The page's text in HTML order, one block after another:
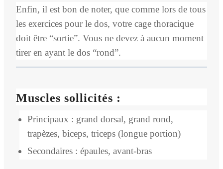
Enfin, il est bon de noter, que comme lors de tous
les exercices pour le dos, votre cage thoracique
doit être “sortie”. Vous ne devez à aucun moment
tirer en ayant le dos “rond”.
Muscles sollicités :
Principaux : grand dorsal, grand rond,
trapèzes, biceps, triceps (longue portion)
Secondaires : épaules, avant-bras